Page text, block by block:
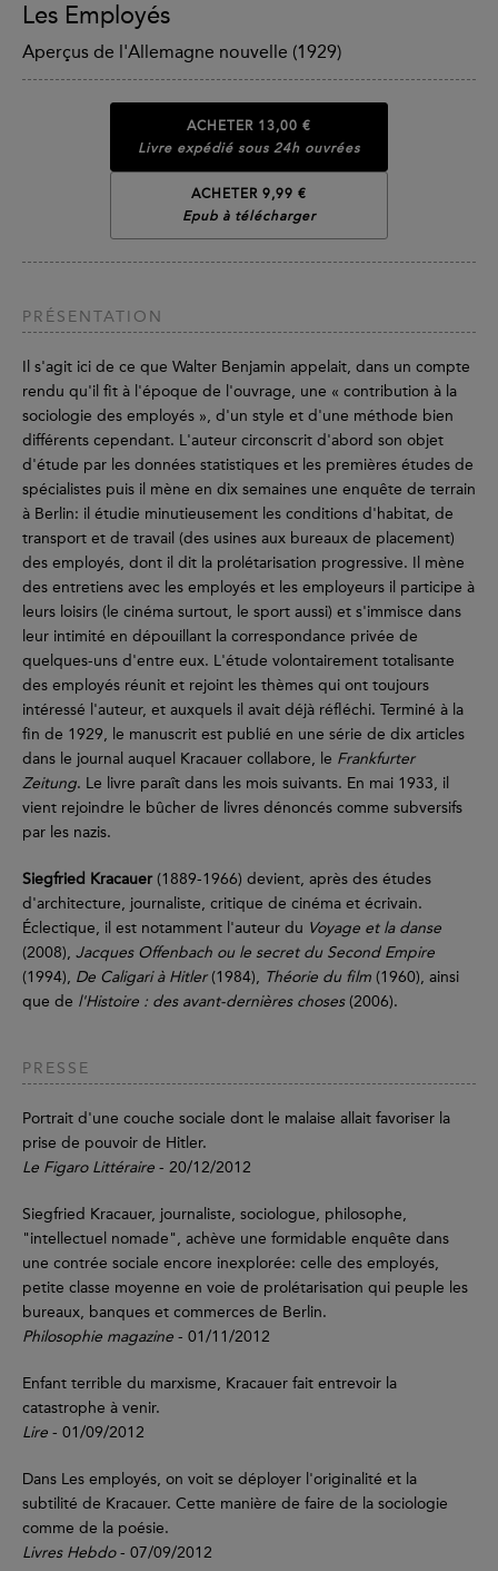
Les Employés
Aperçus de l'Allemagne nouvelle (1929)
ACHETER 13,00 €
Livre expédié sous 24h ouvrées
ACHETER 9,99 €
Epub à télécharger
PRÉSENTATION
Il s'agit ici de ce que Walter Benjamin appelait, dans un compte
rendu qu'il fit à l'époque de l'ouvrage, une « contribution à la
sociologie des employés », d'un style et d'une méthode bien
différents cependant. L'auteur circonscrit d'abord son objet
d'étude par les données statistiques et les premières études de
spécialistes puis il mène en dix semaines une enquête de terrain
à Berlin: il étudie minutieusement les conditions d'habitat, de
transport et de travail (des usines aux bureaux de placement)
des employés, dont il dit la prolétarisation progressive. Il mène
des entretiens avec les employés et les employeurs il participe à
leurs loisirs (le cinéma surtout, le sport aussi) et s'immisce dans
leur intimité en dépouillant la correspondance privée de
quelques-uns d'entre eux. L'étude volontairement totalisante
des employés réunit et rejoint les thèmes qui ont toujours
intéressé l'auteur, et auxquels il avait déjà réfléchi. Terminé à la
fin de 1929, le manuscrit est publié en une série de dix articles
dans le journal auquel Kracauer collabore, le Frankfurter
Zeitung. Le livre paraît dans les mois suivants. En mai 1933, il
vient rejoindre le bûcher de livres dénoncés comme subversifs
par les nazis.
Siegfried Kracauer(1889-1966) devient, après des études
d'architecture, journaliste, critique de cinéma et écrivain.
Éclectique, il est notamment l'auteur du Voyage et la danse
(2008), Jacques Offenbach ou le secret du Second Empire
(1994), De Caligari à Hitler(1984), Théorie du film (1960), ainsi
que de l'Histoire : des avant-dernières choses(2006).
PRESSE
Portrait d'une couche sociale dont le malaise allait favoriser la
prise de pouvoir de Hitler.
Le Figaro Littéraire - 20/12/2012
Siegfried Kracauer, journaliste, sociologue, philosophe,
"intellectuel nomade", achève une formidable enquête dans
une contrée sociale encore inexplorée: celle des employés,
petite classe moyenne en voie de prolétarisation qui peuple les
bureaux, banques et commerces de Berlin.
Philosophie magazine - 01/11/2012
Enfant terrible du marxisme, Kracauer fait entrevoir la
catastrophe à venir.
Lire - 01/09/2012
Dans Les employés, on voit se déployer l'originalité et la
subtilité de Kracauer. Cette manière de faire de la sociologie
comme de la poésie.
Livres Hebdo- 07/09/2012